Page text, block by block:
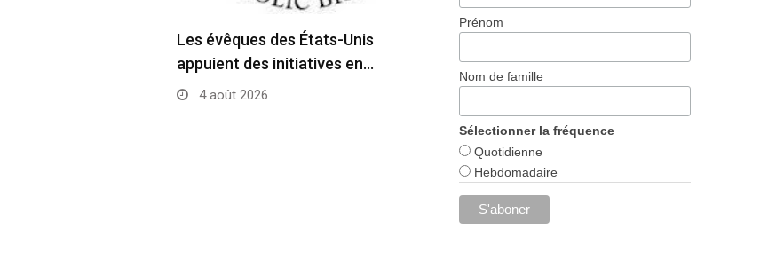
Les évêques des États-Unis
appuient des initiatives en…
4 août 2026
Prénom
Nom de famille
Sélectionner la fréquence
Quotidienne
Hebdomadaire